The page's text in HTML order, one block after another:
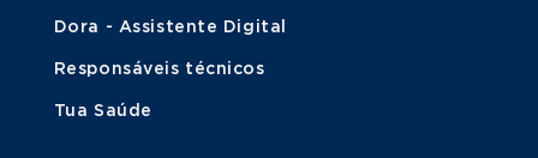
Dora - Assistente Digital
Responsáveis técnicos
Tua Saúde